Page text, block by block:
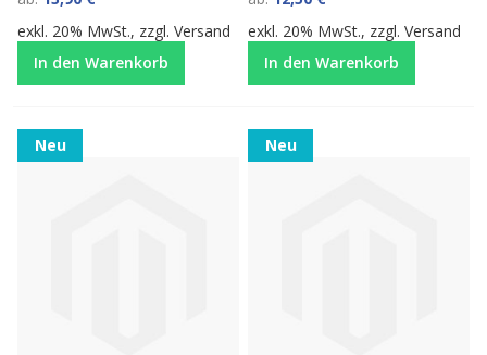
exkl. 20% MwSt., zzgl.Versand
In den Warenkorb
exkl. 20% MwSt., zzgl.Versand
In den Warenkorb
Neu Neu